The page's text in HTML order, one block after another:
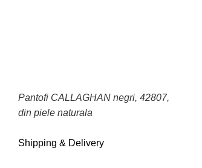
Pantofi CALLAGHAN negri, 42807,
din piele naturala
Shipping & Delivery